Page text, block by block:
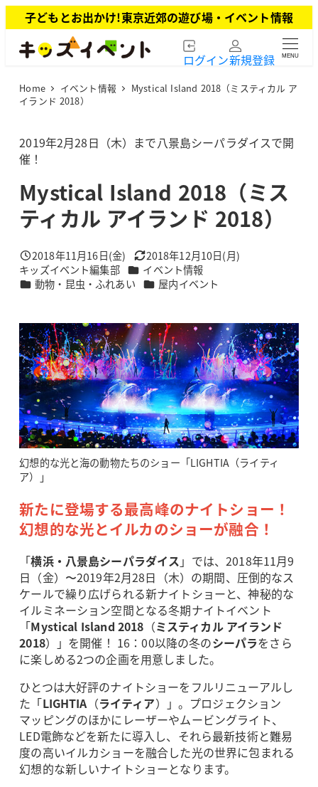
イ
子どもとお出かけ!東京近郊の遊び場・イベント情報
ログイン新規登録 MENU
Home イベント情報
Mystical Island 2018（ミスティカル ア
イランド 2018）
2019年2月28日（木）まで八景島シーパラダイスで開
催！
Mystical Island 2018（ミス
ティカル アイランド 2018）
投稿日
2018年11月16日(金) 更新日
2018年12月10日(月)
著
者
キッズイベント編集部 カテゴリー
イベント情報
カテゴリー
動物・昆虫・ふれあい カテゴリー
屋内イベント
幻想的な光と海の動物たちのショー「LIGHTIA（ライティ
ア）」
新たに登場する最高峰のナイトショー！
幻想的な光とイルカのショーが融合！
「横浜・八景島シーパラダイス 」では、2018年11月9
日（金）〜2019年2月28日（木）の期間、圧倒的なス
ケールで繰り広げられる新ナイトショーと、神秘的な
イルミネーション空間となる冬期ナイトイベント
「Mystical Island 2018 （ミスティカル アイランド
2018）」を開催！ 16：00以降の冬のシーパラをさら
に楽しめる2つの企画を用意しました。
ひとつは大好評のナイトショーをフルリニューアルし
た「LIGHTIA（ライティア）」。プロジェクション
マッピングのほかにレーザーやムービングライト、
LED電飾などを新たに導入し、それら最新技術と難易
度の高いイルカショーを融合した光の世界に包まれる
幻想的な新しいナイトショーとなります。